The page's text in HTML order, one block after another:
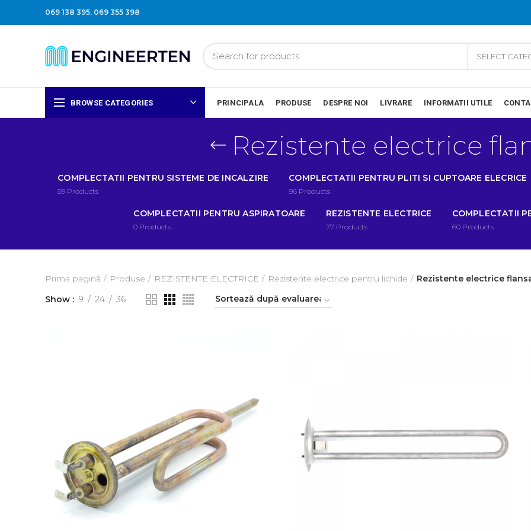
069 138 395, 069 355 398
SELECT
BROWSE CATEGORIES PRINCIPALA PRODUSE DESPRE NOI LIVRARE INFORMATII UTILE
Rezistente electrice
COMPLECTATII PENTRU SISTEME DE INCALZIRE
59 Products
COMPLECTATII PENTRU PLITI SI CUPTOARE ELECRICE
96 Products
COMPLECTATII PENTRU ASPIRATOARE
0 Products
REZISTENTE ELECTRICE
77 Products
COMPLECTATII
60 Products
Prima pagină Produse REZISTENTE ELECTRICE Rezistente electrice pentru lichide
Rezistente electrice
Show
9 24 36